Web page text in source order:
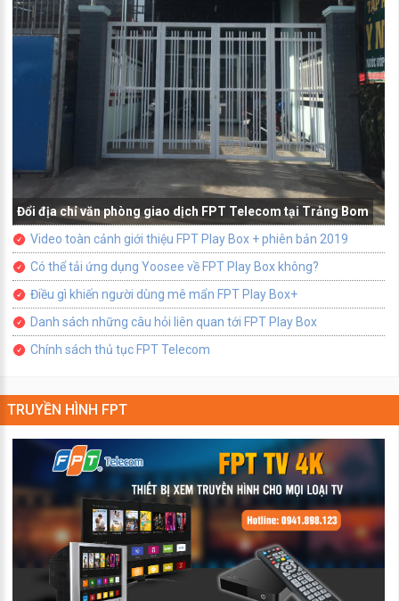
Đổi địa chỉ văn phòng giao dịch FPT Telecom tại Trảng Bom
Video toàn cảnh giới thiệu FPT Play Box + phiên bản 2019
Có thể tải ứng dụng Yoosee về FPT Play Box không?
Điều gì khiến người dùng mê mẩn FPT Play Box+
Danh sách những câu hỏi liên quan tới FPT Play Box
Chính sách thủ tục FPT Telecom
TRUYỀN HÌNH FPT